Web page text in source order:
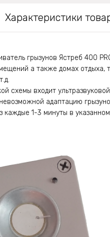
Характеристики
грызунов Ястреб 400
а также домах отдыха,
схемы входит
адаптацию
каждые 1-3 минуты в